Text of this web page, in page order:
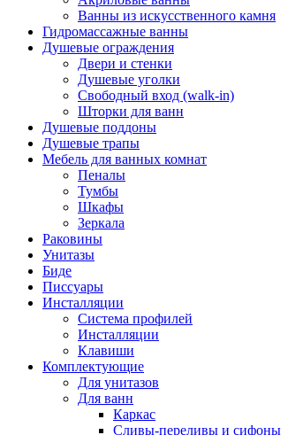
Ванны из искусственного камня
Гидромассажные ванны
Душевые ограждения
Двери и стенки
Душевые уголки
Свободный вход (walk-in)
Шторки для ванн
Душевые поддоны
Душевые трапы
Мебель для ванных комнат
Пеналы
Тумбы
Шкафы
Зеркала
Раковины
Унитазы
Биде
Писсуары
Инсталляции
Система профилей
Инсталляции
Клавиши
Комплектующие
Для унитазов
Для ванн
Каркас
Сливы-переливы и сифоны